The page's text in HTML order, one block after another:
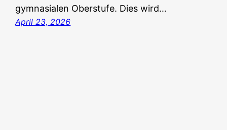
gymnasialen Oberstufe. Dies wird…
April 23, 2026